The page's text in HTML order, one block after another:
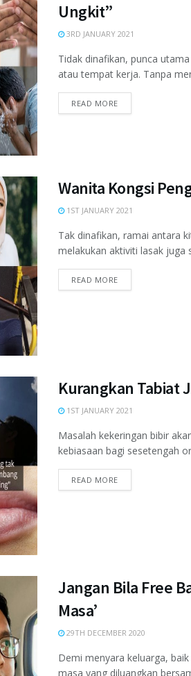
Ungkit”
3RD JANUARY 2021
Tidak dinafikan, punca
atau tempat kerja. Tanpa
READ MORE
Wanita Kongsi
1ST JANUARY 2021
Tak dinafikan, ramai antara
melakukan aktiviti lasak juga
READ MORE
Kurangkan Tabiat
1ST JANUARY 2021
Masalah kekeringan bibir
kebiasaan bagi sesetengah
READ MORE
Jangan Bila Free
Masa’
29TH DECEMBER 2020
Demi menyara keluarga,
masa yang diluangkan